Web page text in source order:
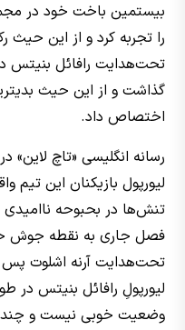
بیستمین باخت خود در
گذاشت و از این حیث
اختصاص داد.
رسانه انگلیسی «تاچ
لیورپول بازیکنان این تیم
تنش‌ها در بحبوحه ناامیدی
فصل جاری به نقطه جوش
تحت‌هدایت آرنه اشلوت پس
لیورپولِ رافائل بنیتس
وضعیت خوبی نیست و